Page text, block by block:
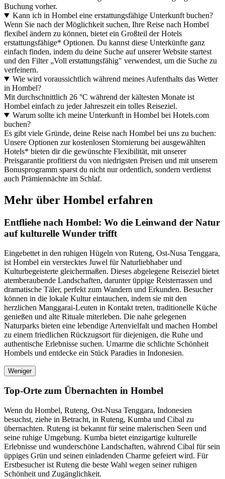
Buchung vorher.
Kann ich in Hombel eine erstattungsfähige Unterkunft buchen?
Wenn Sie nach der Möglichkeit suchen, Ihre Reise nach Hombel
flexibel ändern zu können, bietet ein Großteil der Hotels
erstattungsfähige* Optionen. Du kannst diese Unterkünfte ganz
einfach finden, indem du deine Suche auf unserer Website startest
und den Filter „Voll erstattungsfähig" verwendest, um die Suche zu
verfeinern.
Wie wird voraussichtlich während meines Aufenthalts das Wetter
in Hombel?
Mit durchschnittlich 26 °C während der kältesten Monate ist
Hombel einfach zu jeder Jahreszeit ein tolles Reiseziel.
Warum sollte ich meine Unterkunft in Hombel bei Hotels.com
buchen?
Es gibt viele Gründe, deine Reise nach Hombel bei uns zu buchen:
Unsere Optionen zur kostenlosen Stornierung bei ausgewählten
Hotels* bieten dir die gewünschte Flexibilität, mit unserer
Preisgarantie profitierst du von niedrigsten Preisen und mit unserem
Bonusprogramm sparst du nicht nur ordentlich, sondern verdienst
auch Prämiennächte im Schlaf.
Mehr über Hombel erfahren
Entfliehe nach Hombel: Wo die Leinwand der Natur
auf kulturelle Wunder trifft
Eingebettet in den ruhigen Hügeln von Ruteng, Ost-Nusa Tenggara,
ist Hombel ein verstecktes Juwel für Naturliebhaber und
Kulturbegeisterte gleichermaßen. Dieses abgelegene Reiseziel bietet
atemberaubende Landschaften, darunter üppige Reisterrassen und
dramatische Täler, perfekt zum Wandern und Erkunden. Besucher
können in die lokale Kultur eintauchen, indem sie mit den
herzlichen Manggarai-Leuten in Kontakt treten, traditionelle Küche
genießen und alte Rituale miterleben. Die nahe gelegenen
Naturparks bieten eine lebendige Artenvielfalt und machen Hombel
zu einem friedlichen Rückzugsort für diejenigen, die Ruhe und
authentische Erlebnisse suchen. Umarme die schlichte Schönheit
Hombels und entdecke ein Stück Paradies in Indonesien.
Weniger
Top-Orte zum Übernachten in Hombel
Wenn du Hombel, Ruteng, Ost-Nusa Tenggara, Indonesien
besuchst, ziehe in Betracht, in Ruteng, Kumba und Cibal zu
übernachten. Ruteng ist bekannt für seine malerischen Seen und
seine ruhige Umgebung. Kumba bietet einzigartige kulturelle
Erlebnisse und wunderschöne Landschaften, während Cibal für sein
üppiges Grün und seinen einladenden Charme gefeiert wird. Für
Erstbesucher ist Ruteng die beste Wahl wegen seiner ruhigen
Schönheit und Zugänglichkeit.